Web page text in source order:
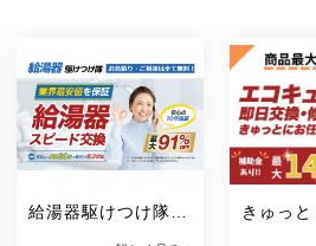
給湯器駆けつけ隊
きゅっと